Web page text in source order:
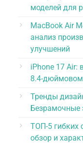
моделей для
MacBook Air
анализ
улучшений
iPhone 17 Air:
8.4-дюймовом
Тренды
Безрамочные
ТОП-5 гибких
обзор и